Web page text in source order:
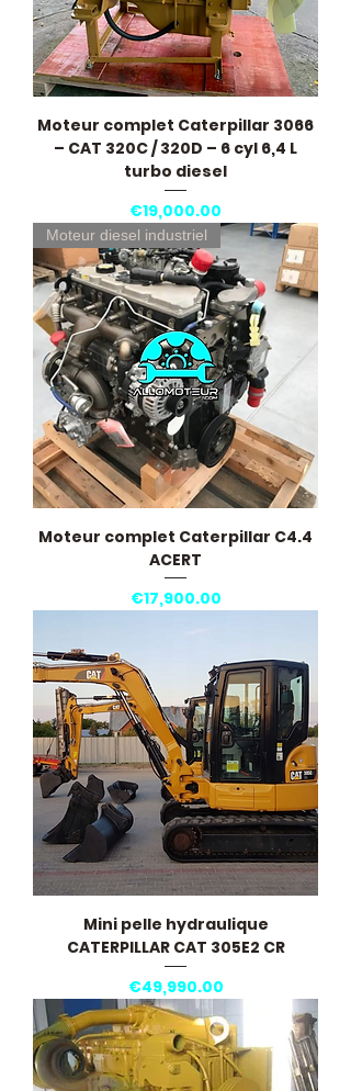
Moteur complet Caterpillar 3066
– CAT 320C / 320D – 6 cyl 6,4 L
turbo diesel
Price
€19,000.00
Moteur diesel industriel
Moteur complet Caterpillar C4.4
ACERT
Price
€17,900.00
Mini pelle hydraulique
CATERPILLAR CAT 305E2 CR
Price
€49,990.00